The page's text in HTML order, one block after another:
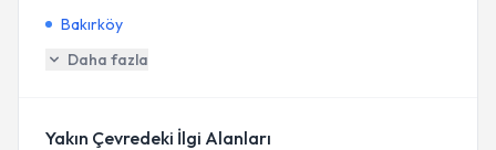
Bakırköy
Daha fazla
Yakın Çevredeki İlgi Alanları